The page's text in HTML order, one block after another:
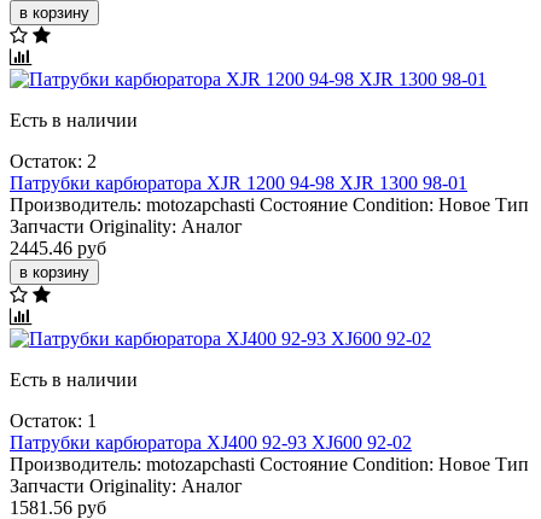
в корзину
Есть в наличии
Остаток: 2
Патрубки карбюратора XJR 1200 94-98 XJR 1300 98-01
Производитель: motozapchasti Состояние Condition: Новое Тип
Запчасти Originality: Аналог
2445.46 руб
в корзину
Есть в наличии
Остаток: 1
Патрубки карбюратора XJ400 92-93 XJ600 92-02
Производитель: motozapchasti Состояние Condition: Новое Тип
Запчасти Originality: Аналог
1581.56 руб